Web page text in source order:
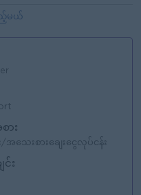
မယ်
ား
ေးစားချေးငွေလုပ်ငန်း
း